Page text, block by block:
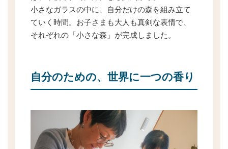
小さなガラスの中に、自分だけの森を組み立て
ていく時間。お子さまも大人も真剣な表情で、
それぞれの「小さな森」が完成しました。
自分のための、世界に一つの香り